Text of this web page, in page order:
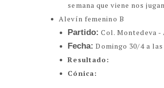
semana que viene nos
Alevín femenino B
Partido: Col. Montedeva
Fecha: Domingo 30/4 a
Resultado:
Cónica: